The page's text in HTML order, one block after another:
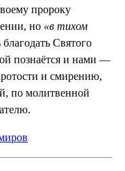
пророку
но «в тихом
Святого
познаётся и нами —
и смирению,
по молитвенной